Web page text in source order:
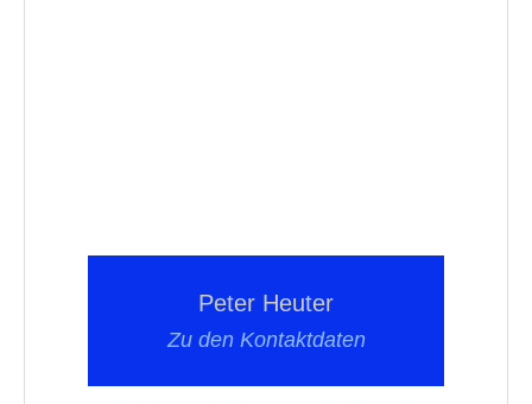
Peter Heuter
Zu den Kontaktdaten